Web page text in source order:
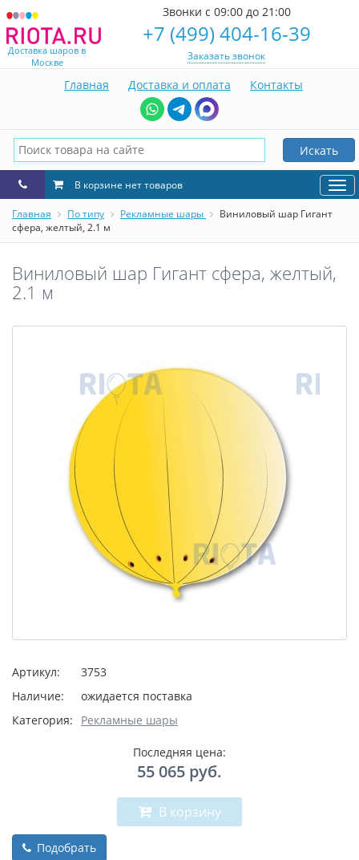
Доставка шаров в
Москве
Звонки с 09:00 до 21:00
+7 (499) 404-16-39
Заказать звонок
Главная Доставка и оплата Контакты
Искать
В корзине нет товаров
Главная По типу Рекламные шары
Виниловый шар Гигант
сфера, желтый, 2.1 м
Виниловый шар Гигант сфера, желтый,
2.1 м
Артикул:
3753
Наличие:
ожидается поставка
Категория:
Рекламные шары
Последняя цена:
55 065 руб.
В корзину
Подобрать